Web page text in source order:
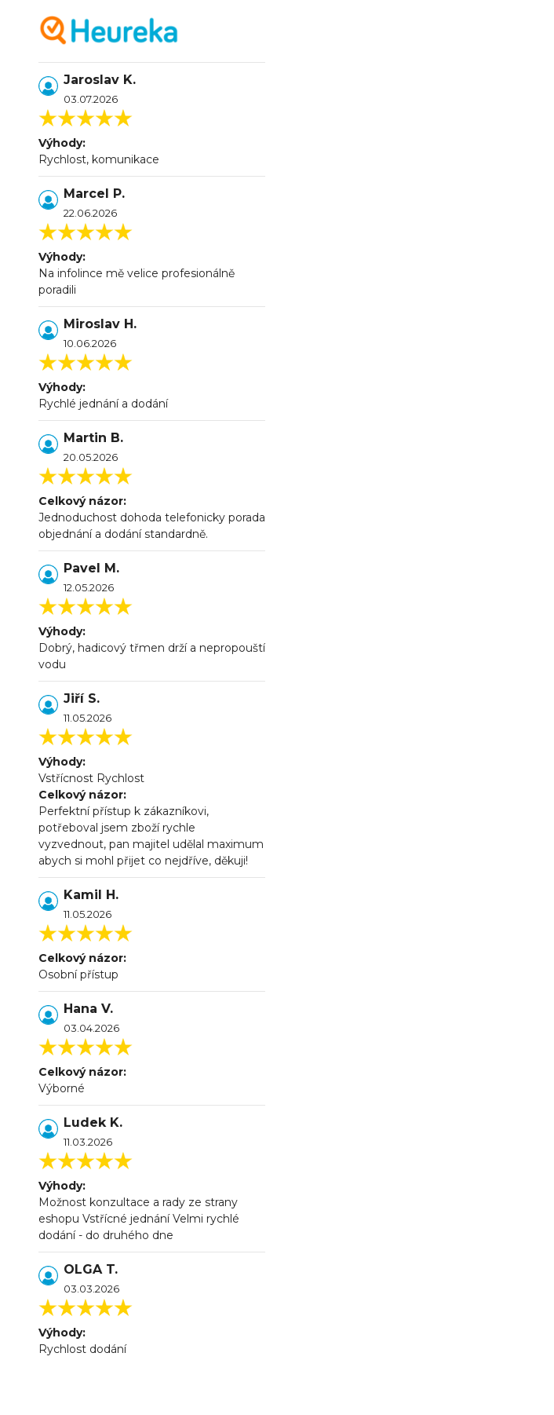
Jaroslav K.
03.07.2026
Výhody:
Rychlost, komunikace
Marcel P.
22.06.2026
Výhody:
Na infolince mě velice profesionálně
poradili
Miroslav H.
10.06.2026
Výhody:
Rychlé jednání a dodání
Martin B.
20.05.2026
Celkový názor:
Jednoduchost dohoda telefonicky porada
objednání a dodání standardně.
Pavel M.
12.05.2026
Výhody:
Dobrý, hadicový třmen drží a nepropouští
vodu
Jiří S.
11.05.2026
Výhody:
Vstřícnost Rychlost
Celkový názor:
Perfektní přístup k zákazníkovi,
potřeboval jsem zboží rychle
vyzvednout, pan majitel udělal maximum
abych si mohl přijet co nejdříve, děkuji!
Kamil H.
11.05.2026
Celkový názor:
Osobní přístup
Hana V.
03.04.2026
Celkový názor:
Výborné
Ludek K.
11.03.2026
Výhody:
Možnost konzultace a rady ze strany
eshopu Vstřícné jednání Velmi rychlé
dodání - do druhého dne
OLGA T.
03.03.2026
Výhody:
Rychlost dodání